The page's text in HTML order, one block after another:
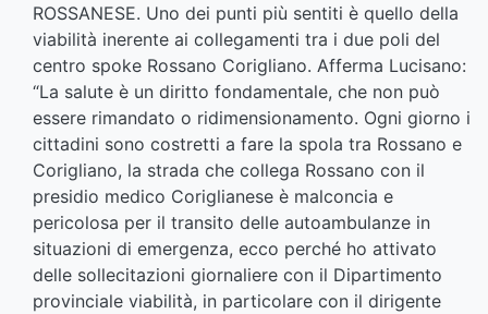
ROSSANESE. Uno dei punti più sentiti è quello della
viabilità inerente ai collegamenti tra i due poli del
centro spoke Rossano Corigliano. Afferma Lucisano:
“La salute è un diritto fondamentale, che non può
essere rimandato o ridimensionamento. Ogni giorno i
cittadini sono costretti a fare la spola tra Rossano e
Corigliano, la strada che collega Rossano con il
presidio medico Coriglianese è malconcia e
pericolosa per il transito delle autoambulanze in
situazioni di emergenza, ecco perché ho attivato
delle sollecitazioni giornaliere con il Dipartimento
provinciale viabilità, in particolare con il dirigente